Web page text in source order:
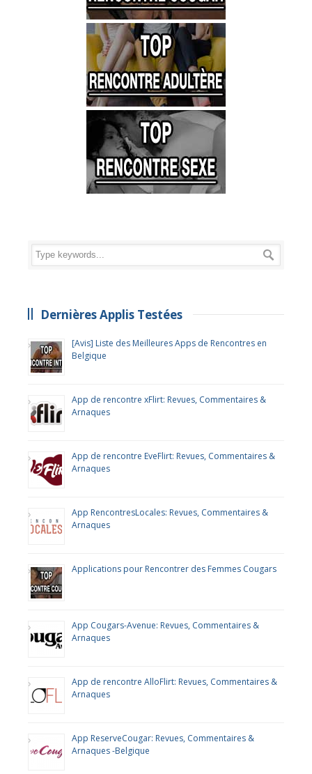
Dernières Applis Testées
[Avis] Liste des Meilleures Apps de Rencontres en
Belgique
App de rencontre xFlirt: Revues, Commentaires &
Arnaques
App de rencontre EveFlirt: Revues, Commentaires &
Arnaques
App RencontresLocales: Revues, Commentaires &
Arnaques
Applications pour Rencontrer des Femmes Cougars
App Cougars-Avenue: Revues, Commentaires &
Arnaques
App de rencontre AlloFlirt: Revues, Commentaires &
Arnaques
App ReserveCougar: Revues, Commentaires &
Arnaques -Belgique